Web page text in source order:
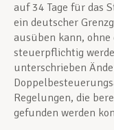
auf 34 Tage für das
ein deutscher
ausüben kann,
steuerpflichtig
unterschrieben
Regelungen, die
gefunden werden